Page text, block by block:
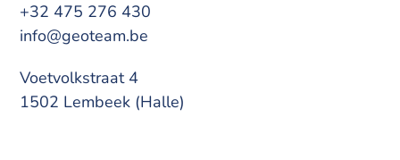
+32 475 276 430
info@geoteam.be
Voetvolkstraat 4
1502 Lembeek (Halle)